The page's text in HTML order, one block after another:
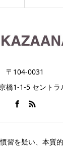
〒104-0031
橋1-1-5 セントラ
習を疑い、本質